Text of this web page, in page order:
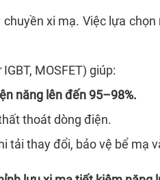
xi mạ. Việc lựa chọn
MOSFET) giúp:
năng lên đến 95–98%.
thoát dòng điện.
tải thay đổi, bảo vệ bể mạ